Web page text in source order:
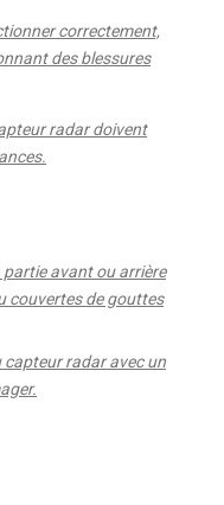
correctement,
des blessures
radar doivent
avant ou arrière
couvertes de gouttes
capteur radar avec un